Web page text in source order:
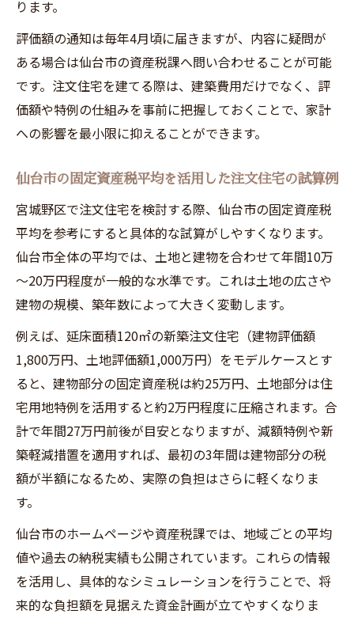
固定資産税納期や支払い方法で損をしない
注文住宅の工夫
宮城野区で注文住宅を建てる際の税額調整
ポイント
固定資産税が高い場合の注文住宅における
注文住宅購入前に知るべき税務相談の重要
性
新築一戸建ての評価額と減額特例の活用法
注文住宅の評価額を左右するポイントと算
出方法
的内容
注文住宅に有利な評価額調整と減額特例の
併用術
新築住宅の減額特例を最大限活用するため
の注意点
注文住宅の減税期間と評価替え時のリスク
注文住宅の固定資産税納期を正しく把握す
るポイント
仙台市の納税通知書で確認すべき注文住宅
ります。
評価額の通知は毎年4月頃に届きますが、内容に疑問が
ある場合は仙台市の資産税課へ問い合わせることが可能
です。注文住宅を建てる際は、建築費用だけでなく、評
価額や特例の仕組みを事前に把握しておくことで、家計
への影響を最小限に抑えることができます。
仙台市の固定資産税平均を活用した注文住宅の試算例
宮城野区で注文住宅を検討する際、仙台市の固定資産税
平均を参考にすると具体的な試算がしやすくなります。
仙台市全体の平均では、土地と建物を合わせて年間10万
～20万円程度が一般的な水準です。これは土地の広さや
建物の規模、築年数によって大きく変動します。
例えば、延床面積120㎡の新築注文住宅（建物評価額
1,800万円、土地評価額1,000万円）をモデルケースとす
ると、建物部分の固定資産税は約25万円、土地部分は住
宅用地特例を活用すると約2万円程度に圧縮されます。合
計で年間27万円前後が目安となりますが、減額特例や新
築軽減措置を適用すれば、最初の3年間は建物部分の税
額が半額になるため、実際の負担はさらに軽くなりま
す。
仙台市のホームページや資産税課では、地域ごとの平均
値や過去の納税実績も公開されています。これらの情報
を活用し、具体的なシミュレーションを行うことで、将
来的な負担額を見据えた資金計画が立てやすくなりま